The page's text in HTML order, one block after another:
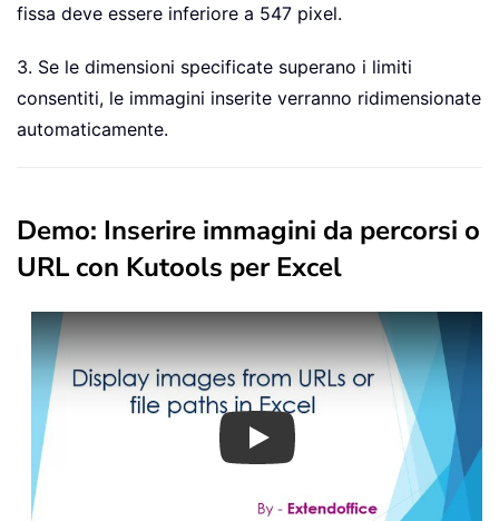
fissa deve essere inferiore a 547 pixel.
3. Se le dimensioni specificate superano i limiti
consentiti, le immagini inserite verranno ridimensionate
automaticamente.
Demo: Inserire immagini da percorsi o
URL con Kutools per Excel
Play